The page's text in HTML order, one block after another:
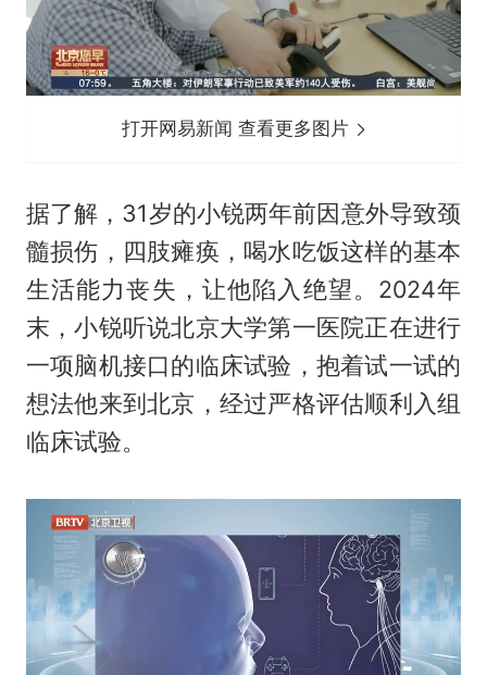
打开网易新闻 查看更多图片
据了解，31岁的小锐两年前因意外导致颈
髓损伤，四肢瘫痪，喝水吃饭这样的基本
生活能力丧失，让他陷入绝望。2024年
末，小锐听说北京大学第一医院正在进行
一项脑机接口的临床试验，抱着试一试的
想法他来到北京，经过严格评估顺利入组
临床试验。